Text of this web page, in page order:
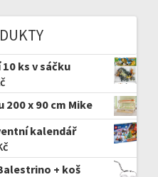
ks v sáčku
x 90 cm Mike
kalendář
+ koš